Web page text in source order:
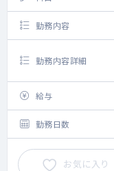
勤務内容
勤務内容詳細
給与
勤務日数
お気に入り